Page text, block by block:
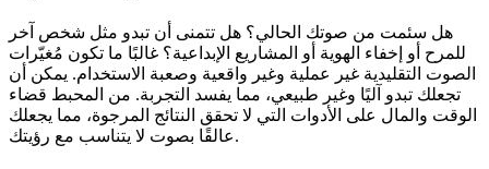
هل سئمت من صوتك الحالي؟ هل تتمنى أن تبدو مثل شخص آخر
للمرح أو إخفاء الهوية أو المشاريع الإبداعية؟ غالبًا ما تكون مُغيّرات
الصوت التقليدية غير عملية وغير واقعية وصعبة الاستخدام. يمكن أن
تجعلك تبدو آليًا وغير طبيعي، مما يفسد التجربة. من المحبط قضاء
الوقت والمال على الأدوات التي لا تحقق النتائج المرجوة، مما يجعلك
عالقًا بصوت لا يتناسب مع رؤيتك.